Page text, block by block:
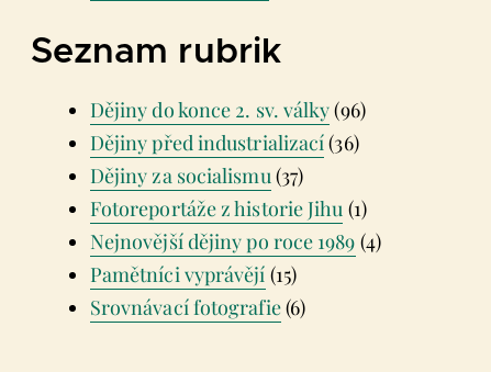
Seznam rubrik
Dějiny do konce 2. sv. války(96)
Dějiny před industrializací(36)
Dějiny za socialismu(37)
Fotoreportáže z historie Jihu (1)
Nejnovější dějiny po roce 1989 (4)
Pamětníci vyprávějí (15)
Srovnávací fotografie(6)